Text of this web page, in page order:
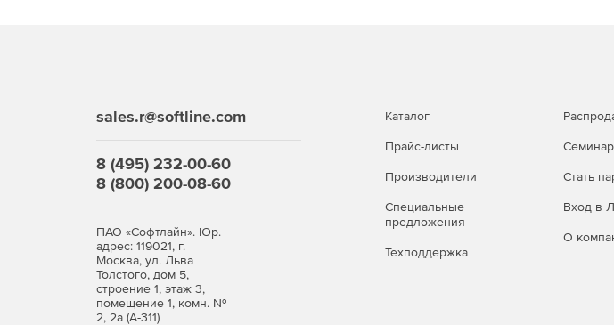
sales.r@softline.com
8 (495) 232-00-60
8 (800) 200-08-60
ПАО «Софтлайн». Юр.
адрес: 119021, г.
Москва, ул. Льва
Толстого, дом 5,
строение 1, этаж 3,
помещение 1, комн. №
2, 2а (А-311)
Каталог
Прайс-листы
Производители
Специальные
предложения
Техподдержка
Стать
Вход в
О